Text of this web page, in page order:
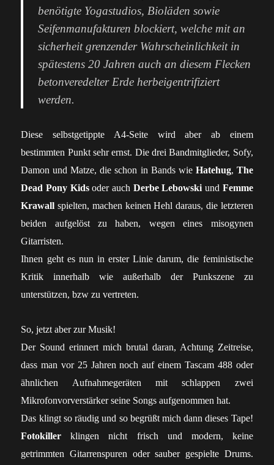
benötigte Yogastudios, Bioläden sowie
Seifenmanufakturen blockiert, welche mit an
sicherheit grenzender Wahrscheinlichkeit in
spätestens 20 Jahren auch an diesem Flecken
betonveredelter Erde herbeigentrifiziert
werden.
Diese selbstgetippte A4-Seite wird aber ab einem
bestimmten Punkt sehr ernst. Die drei Bandmitglieder, Sofy,
Damon und Matze, die schon in Bands wie Hatehug, The
Dead Pony Kidsoder auch Derbe Lebowski und Femme
Krawall spielten, machen keinen Hehl daraus, die letzteren
beiden aufgelöst zu haben, wegen eines misogynen
Gitarristen.
Ihnen geht es nun in erster Linie darum, die feministische
Kritik innerhalb wie außerhalb der Punkszene zu
unterstützen, bzw zu vertreten.
So, jetzt aber zur Musik!
Der Sound erinnert mich brutal daran, Achtung Zeitreise,
dass man vor 25 Jahren noch auf einem Tascam 488 oder
ähnlichen Aufnahmegeräten mit schlappen zwei
Mikrofonvorverstärker seine Songs aufgenommen hat.
Das klingt so räudig und so begrüßt mich dann dieses Tape!
Fotokiller klingen nicht frisch und modern, keine
getrimmten Gitarrenspuren oder sauber gespielte Drums.